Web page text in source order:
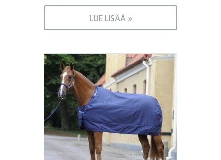
LUE LISÄÄ »